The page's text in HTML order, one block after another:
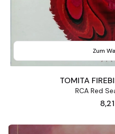
Zum
TOMITA
RCA Red